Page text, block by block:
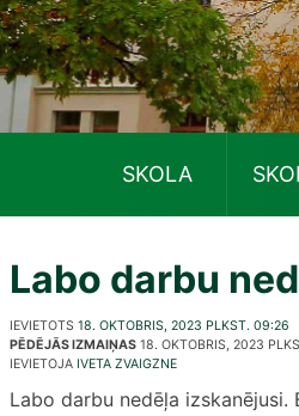
SKOLA
Labo darbu
IEVIETOTS 18. OKTOBRIS, 2023 PLKST. 09:26
PĒDĒJĀS IZMAIŅAS 18. OKTOBRIS, 2023
IEVIETOJA IVETA ZVAIGZNE
Labo darbu nedēļa